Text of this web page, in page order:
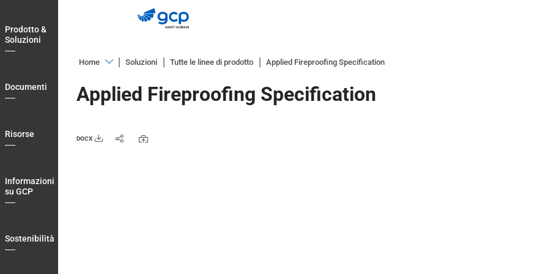
to
main
navigation
Prodotto &
Soluzioni
Documenti
Risorse
Informazioni
su GCP
Sostenibilità
Home
&
Documenti
Soluzioni Tutte le linee di prodotto Applied Fireproofing Specification
Applied Fireproofing Specification
DOCX